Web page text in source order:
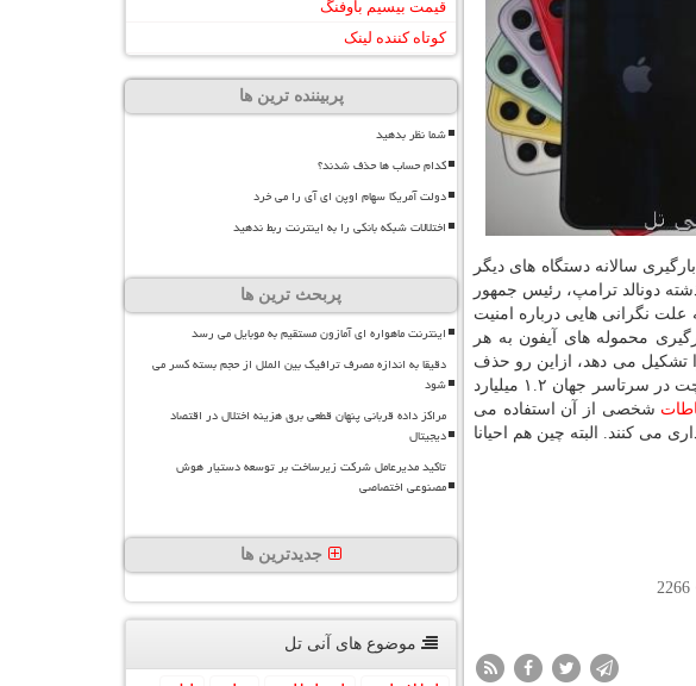
۳۰ درصد کاهش پیدا کند. همینطور بارگیری سالانه دستگاه های دیگر
است که هفته گذشته دونالد ترامپ، رئیس جمهور
علت نگرانی هایی درباره امنیت
محموله های آیفون به هر
فروش محصولات اپل ۱۵ درصد کل درآمد اپل را تشکیل می دهد، ازاین رو حذف
وی چت از اپ استور این شرکت عامل بازدارنده مهمی در فروش محصولات اپل بشمار می رود. پیام رسان وی چت در سرتاسر جهان ۱.۲ میلیارد
شخصی از آن استفاده می
می کنند. البته چین هم احیانا
2266
قیمت بیسیم باوفنگ
کوتاه کننده لینک
پربیننده ترین ها
شما نظر بدهید
کدام حساب ها حذف شدند؟
دولت آمریکا سهام اوپن ای آی را می خرد
اختلالات شبکه بانکی را به اینترنت ربط ندهید
پربحث ترین ها
اینترنت ماهواره ای آمازون مستقیم به موبایل می رسد
دقیقا به اندازه مصرف ترافیک بین الملل از حجم بسته کسر می
شود
مراکز داده قربانی پنهان قطعی برق هزینه اختلال در اقتصاد
دیجیتال
تاکید مدیرعامل شرکت زیرساخت بر توسعه دستیار هوش
مصنوعی اختصاصی
جدیدترین ها
موضوع های آنی تل